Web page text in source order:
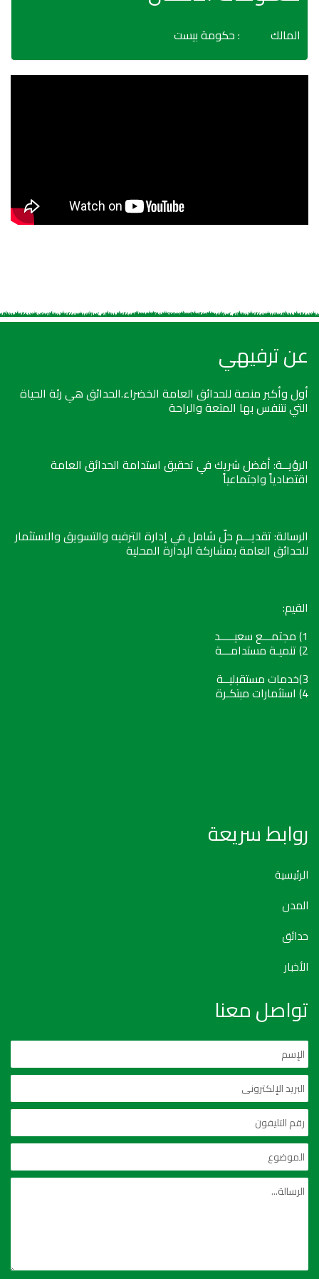
المالك : حكومة بيست
عن ترفيهي
أول وأكبر منصة للحدائق العامة الخضراء.الحدائق هي رئة الحياة
التي نتنفس بها المتعة والراحة
الرؤيــة: أفضل شريك في تحقيق استدامة الحدائق العامة
اقتصادياً واجتماعياً
الرسالة: تقديـــم حلّ شامل في إدارة الترفيه والتسويق والاستثمار
للحدائق العامة بمشاركة الإدارة المحلية
القيم:
1) مجتمـــع سعيـــــد
2) تنميـة مستدامـــة
3)خدمات مستقبليــة
4) استثمارات مبتكـرة
روابط سريعة
الرئيسية
المدن
حدائق
الأخبار
تواصل معنا